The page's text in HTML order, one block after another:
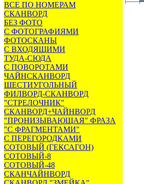
ВСЕ ПО НОМЕРАМ
СКАНВОРД
БЕЗ ФОТО
С ФОТОГРАФИЯМИ
ФОТОСКАНЫ
С ВХОДЯЩИМИ
ТУДА-СЮДА
С ПОВОРОТАМИ
ЧАЙНСКАНВОРД
ШЕСТИУГОЛЬНЫЙ
ФИЛВОРД-СКАНВОРД
"СТРЕЛОЧНИК"
СКАНВОРД+ЧАЙНВОРД
"ПРОНИЗЫВАЮЩАЯ" ФРАЗА
"С ФРАГМЕНТАМИ"
С ПЕРЕГОРОДКАМИ
СОТОВЫЙ (ГЕКСАГОН)
СОТОВЫЙ-8
СОТОВЫЙ-48
СКАНЧАЙНВОРД